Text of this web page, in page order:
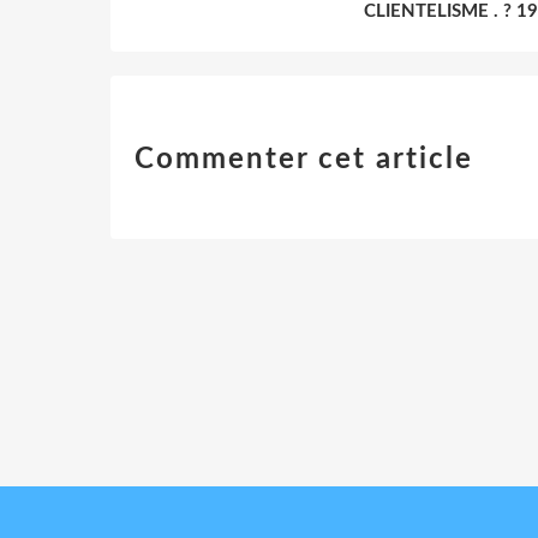
CLIENTELISME . ?
Commenter cet article